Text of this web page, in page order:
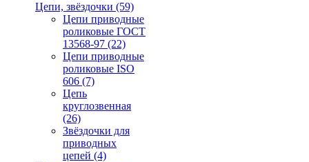
Цепи, звёздочки (59)
Цепи приводные
роликовые ГОСТ
13568-97 (22)
Цепи приводные
роликовые ISO
606 (7)
Цепь
круглозвенная
(26)
Звёздочки для
приводных
цепей (4)